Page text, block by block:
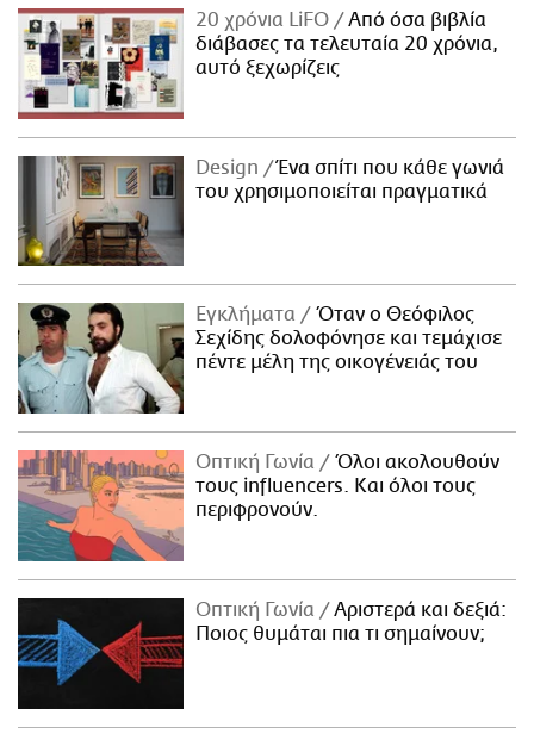
20 χρόνια LiFO
Από όσα βιβλία
διάβασες τα τελευταία 20 χρόνια,
αυτό ξεχωρίζεις
Design
Ένα σπίτι που κάθε γωνιά
του χρησιμοποιείται πραγματικά
Εγκλήματα
Όταν ο Θεόφιλος
Σεχίδης δολοφόνησε και τεμάχισε
πέντε μέλη της οικογένειάς του
Οπτική Γωνία
Όλοι ακολουθούν
τους influencers. Και όλοι τους
περιφρονούν.
Οπτική Γωνία
Αριστερά και δεξιά:
Ποιος θυμάται πια τι σημαίνουν;